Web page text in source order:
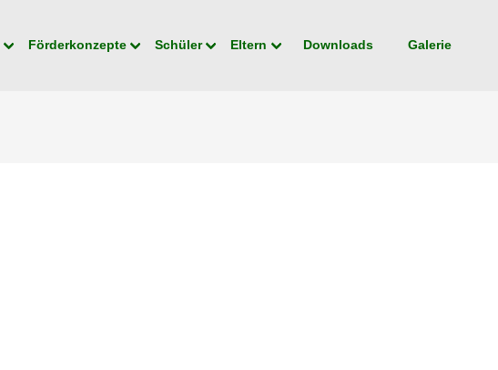
Förderkonzepte Schüler Eltern Downloads Galerie